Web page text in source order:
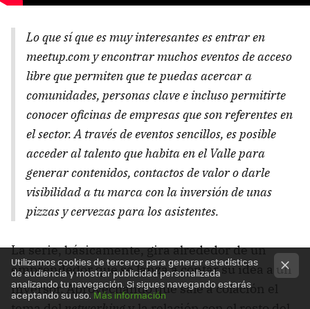
Lo que sí que es muy interesantes es entrar en
meetup.com y encontrar muchos eventos de acceso
libre que permiten que te puedas acercar a
comunidades, personas clave e incluso permitirte
conocer oficinas de empresas que son referentes en
el sector. A través de eventos sencillos, es posible
acceder al talento que habita en el Valle para
generar contenidos, contactos de valor o darle
visibilidad a tu marca con la inversión de unas
pizzas y cervezas para los asistentes.
La serie, básicamente, gira alrededor de un
emprendedor que se lanza a contar su idea a un
inversor. Aprovechando que sale a colación el
Utilizamos cookies de terceros para generar estadísticas
de audiencia y mostrar publicidad personalizada
analizando tu navegación. Si sigues navegando estarás
aceptando su uso.Más información